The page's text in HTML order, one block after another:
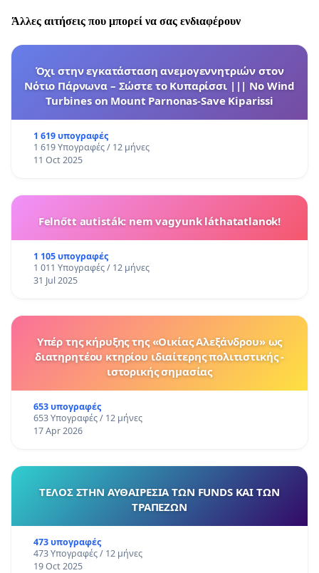
Άλλες αιτήσεις που μπορεί να σας ενδιαφέρουν
Όχι στην εγκατάσταση ανεμογεννητριών στον
Νότιο Πάρνωνα – Σώστε το Κυπαρίσσι ||| No Wind
Turbines on Mount Parnonas-Save Kiparissi
1 619 υπογραφές
1 619 Υπογραφές / 12 μήνες
11 Oct 2025
Felnőtt autisták: nem vagyunk láthatatlanok!
1 105 υπογραφές
1 011 Υπογραφές / 12 μήνες
31 Jul 2025
Υπέρ της κήρυξης της «Οικίας Αλεξάνδρου» ως
διατηρητέου κτηρίου ιδιαίτερης πολιτιστικής -
ιστορικής σημασίας
653 υπογραφές
653 Υπογραφές / 12 μήνες
17 Apr 2026
ΤΕΛΟΣ ΣΤΗΝ ΑΥΘΑΙΡΕΣΙΑ ΤΩΝ FUNDS ΚΑΙ ΤΩΝ
ΤΡΑΠΕΖΩΝ
473 υπογραφές
473 Υπογραφές / 12 μήνες
19 Oct 2025